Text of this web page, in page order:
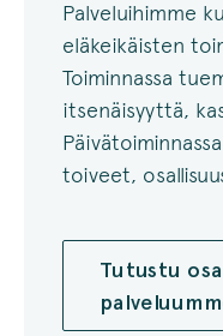
Palveluihimme
eläkeikäisten
Toiminnassa
itsenäisyyttä,
toiveet,
Tutustu